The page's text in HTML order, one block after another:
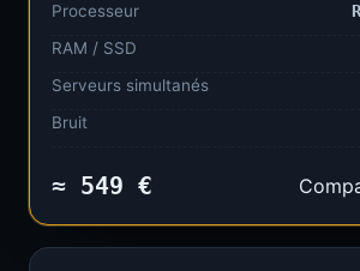
Processeur
RAM / SSD
Serveurs simultanés
Bruit
≈ 549 €